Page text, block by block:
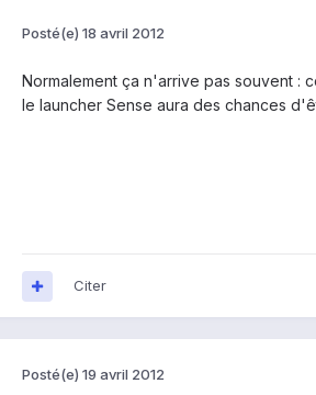
Posté(e) 18 avril 2012
Normalement ça n'arrive pas souvent :
le launcher Sense aura des chances
Citer
Posté(e) 19 avril 2012